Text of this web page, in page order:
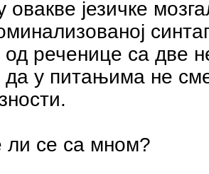
овакве језичке
од реченице са две
у питањима не
ли се са мном?